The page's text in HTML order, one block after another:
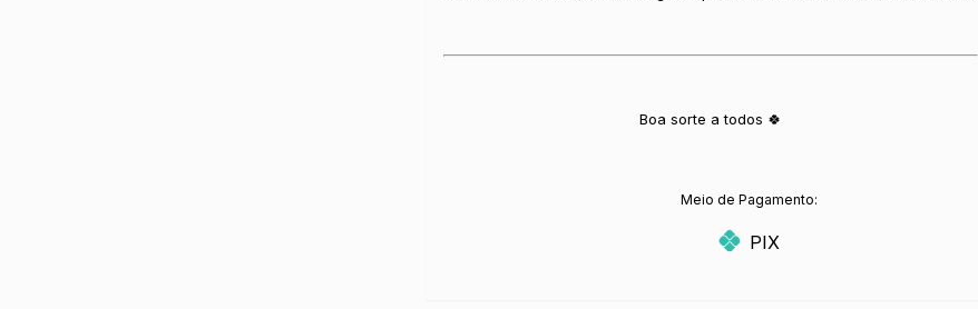
Boa sorte a todos 🍀
Meio de Pagamento:
PIX